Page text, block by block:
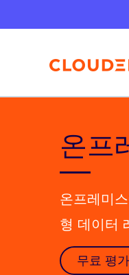
온프
온프레미
형 데이터
무료 평